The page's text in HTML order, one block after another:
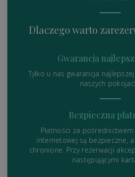
Dlaczego warto
Gwarancja
Tylko u nas gwarancja
naszych
Bezpieczna
Płatności za
internetowej są bezpieczne,
chronione. Przy rezerwacji
następującymi